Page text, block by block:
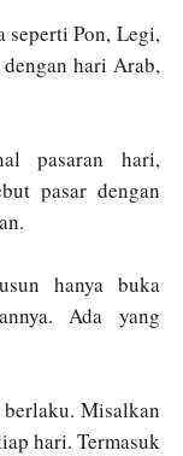
seperti Pon, Legi,
hari Arab,
pasaran hari,
pasar dengan
hanya buka
Ada yang
Misalkan
hari. Termasuk